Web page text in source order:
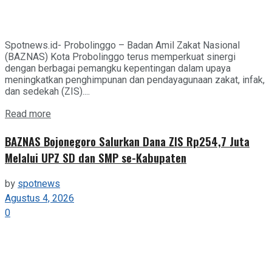
Spotnews.id- Probolinggo – Badan Amil Zakat Nasional
(BAZNAS) Kota Probolinggo terus memperkuat sinergi
dengan berbagai pemangku kepentingan dalam upaya
meningkatkan penghimpunan dan pendayagunaan zakat, infak,
dan sedekah (ZIS)....
Read more
BAZNAS Bojonegoro Salurkan Dana ZIS Rp254,7 Juta
Melalui UPZ SD dan SMP se-Kabupaten
byspotnews
Agustus 4, 2026
0